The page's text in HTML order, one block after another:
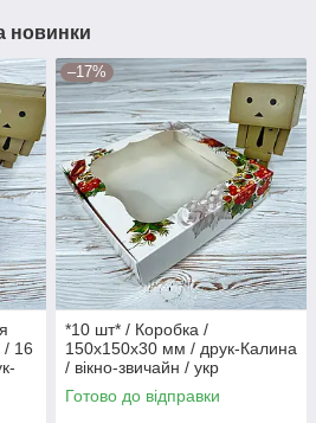
новинки
/ 16
–17%
*10 шт* / Коробка /
150х150х30 мм / друк-Калина
/ вікно-звичайн / укр
Готово до відправки